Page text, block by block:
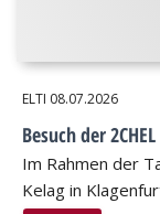
ELTI 08.07.2026
Besuch der
Im Rahmen der
Kelag in